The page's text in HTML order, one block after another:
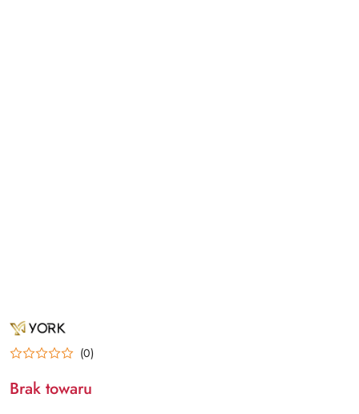
NAZWA
PRODUCENTA:
YORK (0)
Brak towaru